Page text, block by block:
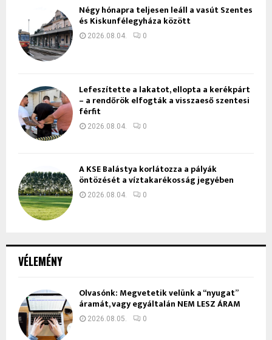
VÉLEMÉNY
Olvasónk: Megvetetik velünk a “nyugat”
áramát, vagy egyáltalán NEM LESZ ÁRAM
2026.08.05. 0
Négy hónapra teljesen leáll a vasút Szentes
és Kiskunfélegyháza között
2026.08.04. 0
Lefeszítette a lakatot, ellopta a kerékpárt
– a rendőrök elfogták a visszaeső szentesi
férfit
2026.08.04. 0
A KSE Balástya korlátozza a pályák
öntözését a víztakarékosság jegyében
2026.08.04. 0